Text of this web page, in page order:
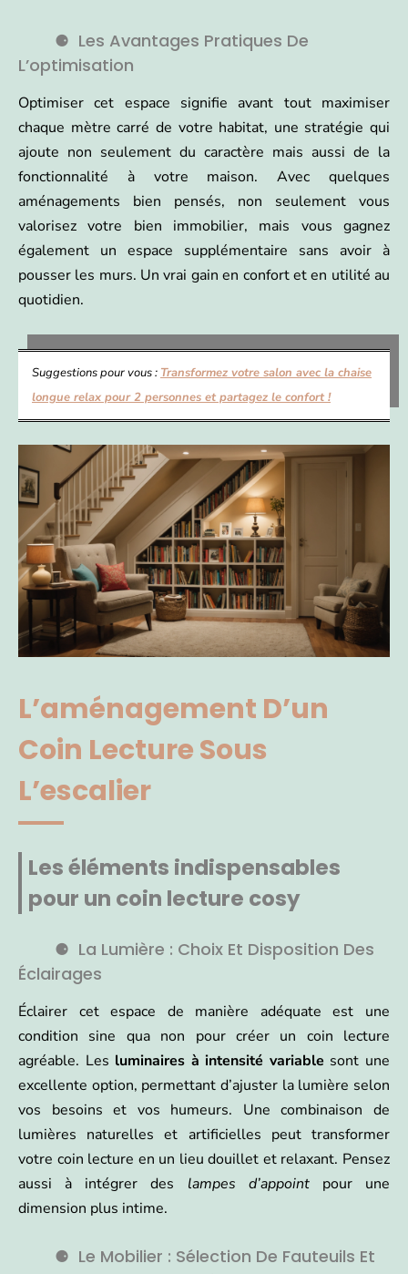
Les Avantages Pratiques De
L’optimisation
Optimiser cet espace signifie avant tout maximiser
chaque mètre carré de votre habitat, une stratégie qui
ajoute non seulement du caractère mais aussi de la
fonctionnalité à votre maison. Avec quelques
aménagements bien pensés, non seulement vous
valorisez votre bien immobilier, mais vous gagnez
également un espace supplémentaire sans avoir à
pousser les murs. Un vrai gain en confort et en utilité au
quotidien.
Suggestions pour vous : Transformez votre salon avec la chaise
longue relax pour 2 personnes et partagez le confort !
L’aménagement D’un
Coin Lecture Sous
L’escalier
Les éléments indispensables
pour un coin lecture cosy
La Lumière : Choix Et Disposition Des
Éclairages
Éclairer cet espace de manière adéquate est une
condition sine qua non pour créer un coin lecture
agréable. Les luminaires à intensité variable sont une
excellente option, permettant d’ajuster la lumière selon
vos besoins et vos humeurs. Une combinaison de
lumières naturelles et artificielles peut transformer
votre coin lecture en un lieu douillet et relaxant. Pensez
aussi à intégrer des lampes d’appointpour une
dimension plus intime.
Le Mobilier : Sélection De Fauteuils Et